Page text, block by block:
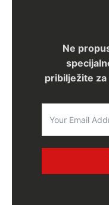
Ne
pribilježite